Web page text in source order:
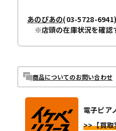
あのぴあの(03-5728-6941)
※店頭の在庫状況を確認
商品についてのお問い合わせ
電子ピア
>>【買取